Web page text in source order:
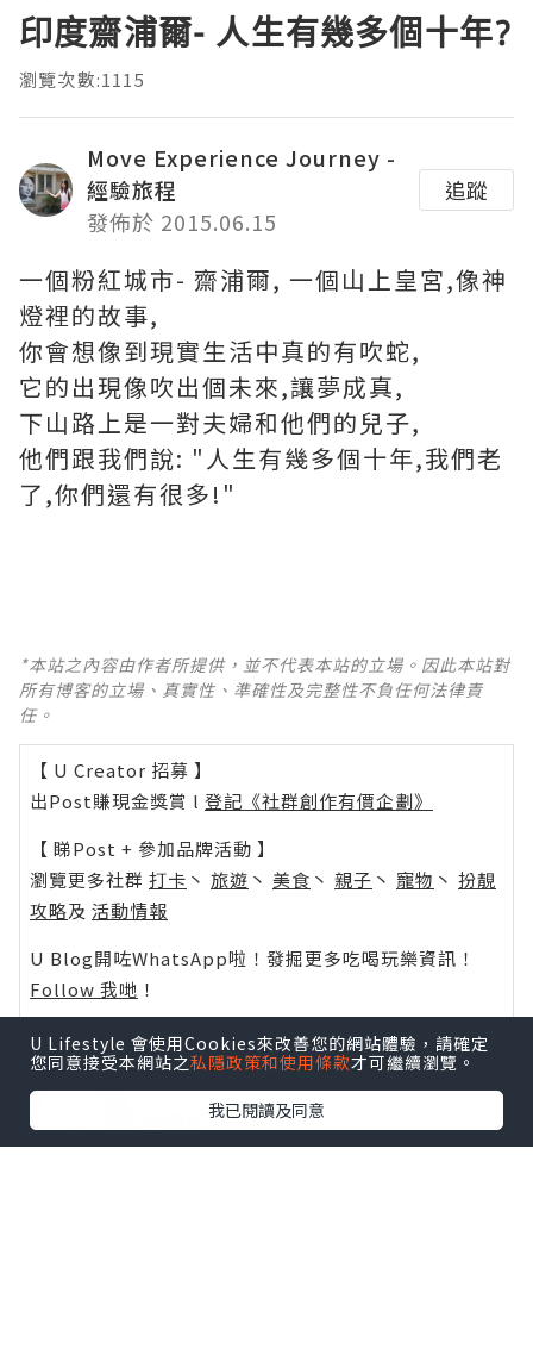
印度齋浦爾- 人生有幾多個十年?
瀏覽次數:1115
Move Experience Journey -
經驗旅程
發佈於 2015.06.15
追蹤
一個粉紅城市- 齋浦爾, 一個山上皇宮,像神
燈裡的故事,
你會想像到現實生活中真的有吹蛇,
它的出現像吹出個未來,讓夢成真,
下山路上是一對夫婦和他們的兒子,
他們跟我們說: "人生有幾多個十年,我們老
了,你們還有很多!"
*本站之內容由作者所提供，並不代表本站的立場。因此本站對
所有博客的立場、真實性、準確性及完整性不負任何法律責
任。
【 U Creator 招募 】
出Post賺現金獎賞 l 登記《社群創作有價企劃》
【 睇Post + 參加品牌活動 】
瀏覽更多社群 打卡 丶 旅遊 丶 美食 丶 親子 丶 寵物 丶 扮靚
攻略及 活動情報
U Blog開咗WhatsApp啦！發掘更多吃喝玩樂資訊！
Follow 我哋 ！
U Lifestyle 會使用Cookies來改善您的網站體驗，請確定
您同意接受本網站之私隱政策和使用條款才可繼續瀏覽。
我已閱讀及同意